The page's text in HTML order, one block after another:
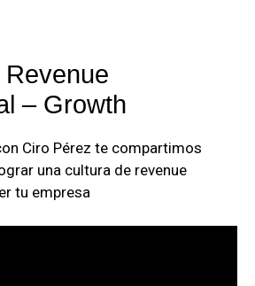
– Growth
Ciro Pérez te compartimos
una cultura de revenue
tu empresa